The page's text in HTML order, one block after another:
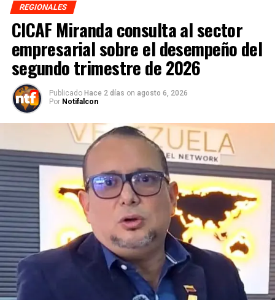
REGIONALES
CICAF Miranda consulta al sector
empresarial sobre el desempeño del
segundo trimestre de 2026
Publicado Hace 2 días on agosto 6, 2026
Por Notifalcon